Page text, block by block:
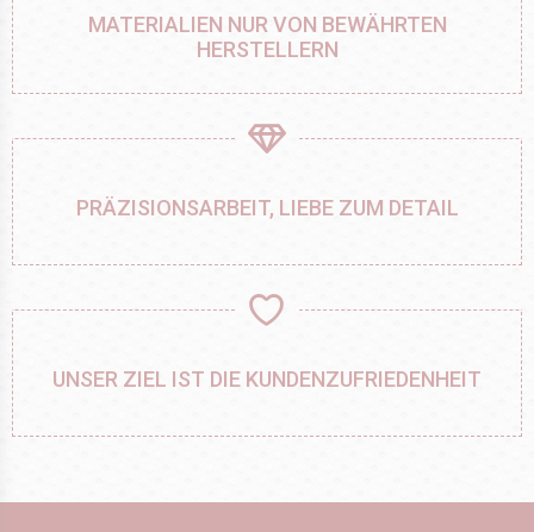
MATERIALIEN NUR VON BEWÄHRTEN
HERSTELLERN
PRÄZISIONSARBEIT, LIEBE ZUM DETAIL
UNSER ZIEL IST DIE KUNDENZUFRIEDENHEIT